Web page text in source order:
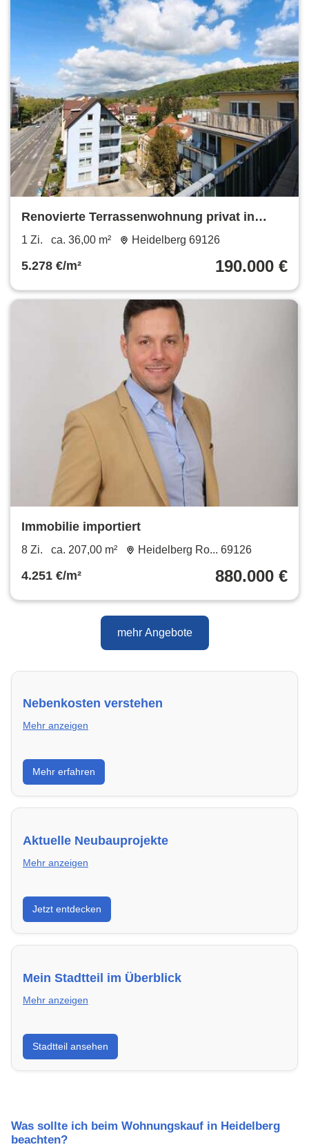
Renovierte Terrassenwohnung privat in
Heidelberg
1 Zi. ca. 36,00 m² Heidelberg 69126
5.278 €/m² 190.000 €
Immobilie importiert
8 Zi. ca. 207,00 m² Heidelberg Ro... 69126
4.251 €/m² 880.000 €
mehr Angebote
Nebenkosten verstehen
Mehr anzeigen
Erfahre, welche Nebenkosten rechtmäßig sind und
wie du deine monatliche Belastung optimieren
kannst.
Mehr erfahren
Aktuelle Neubauprojekte
Mehr anzeigen
Entdecke Neubauprojekte in Heidelberg – modern,
energieeffizient und sofort bezugsfertig.
Jetzt entdecken
Mein Stadtteil im Überblick
Mehr anzeigen
Erfahre mehr über deinen Stadtteil in Heidelberg:
Lebensqualität, Verkehrsanbindung, Schulen,
Freizeitmöglichkeiten und Mietpreise.
Stadtteil ansehen
Was sollte ich beim Wohnungskauf in Heidelberg
beachten?